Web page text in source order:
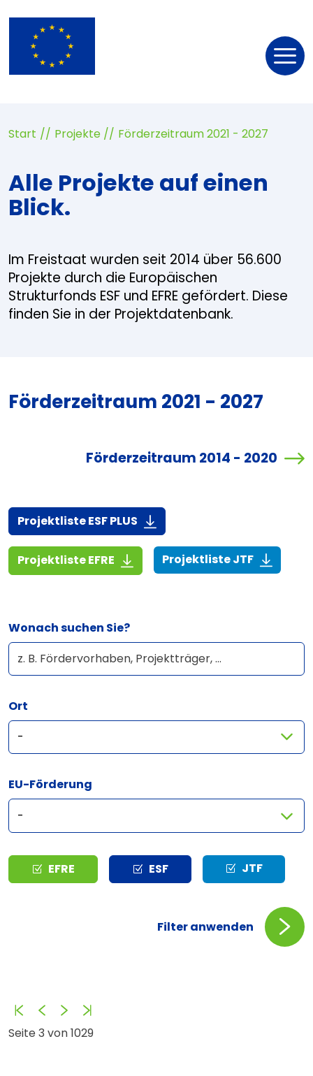
Start Projekte Förderzeitraum 2021 - 2027
Alle Projekte auf einen
Blick.
Im Freistaat wurden seit 2014 über 56.600
Projekte durch die Europäischen
Strukturfonds ESF und EFRE gefördert. Diese
finden Sie in der Projektdatenbank.
Förderzeitraum 2021 - 2027
Förderzeitraum 2014 - 2020
Projektliste ESF PLUS (916,7 KiB)
Projektliste EFRE (1,4 MiB)Projektliste JTF(268,6
Wonach suchen Sie?
Ort
EU-Förderung
Typ EFRE ESF JTF
Filter anwenden
Seite 3 von 1029
AnfangZurückVorwärts